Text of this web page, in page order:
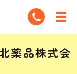
薬品株式会